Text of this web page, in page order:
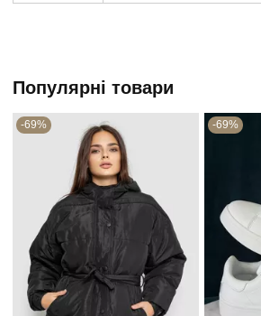
Популярні товари
-69% -69%